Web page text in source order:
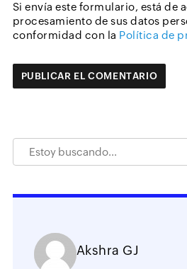
Si envía este formulario, está de
procesamiento de sus datos
conformidad con la Política de
Akshra GJ